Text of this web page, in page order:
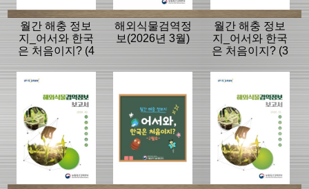
월간 해충 정보
지_어서와 한국
은 처음이지? (4
해외식물검역정
보(2026년 3월)
월간 해충 정보
지_어서와 한국
은 처음이지? (3